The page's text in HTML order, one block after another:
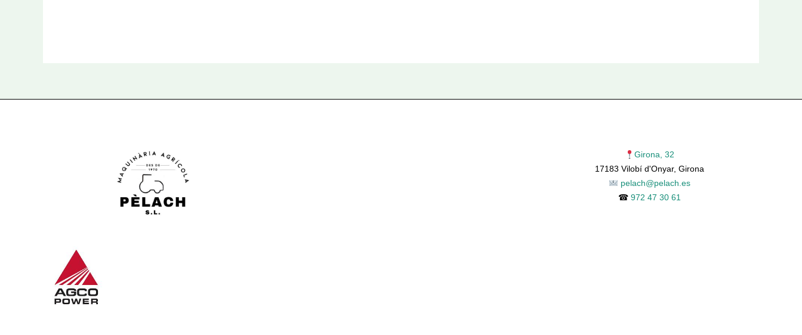
Girona, 32
17183 Vilobí d'Onyar, Girona
pelach@pelach.es
☎972 47 30 61